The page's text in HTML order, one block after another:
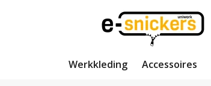
Werkkleding Accessoires